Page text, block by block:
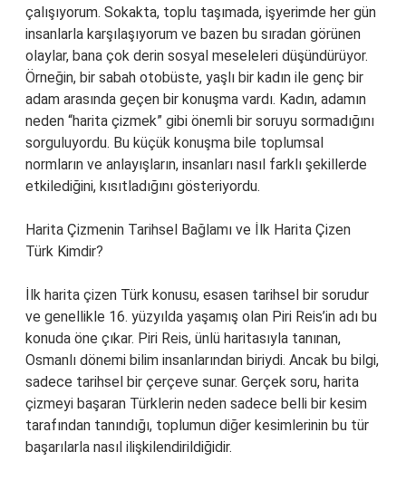
çalışıyorum. Sokakta, toplu taşımada, işyerimde her gün
insanlarla karşılaşıyorum ve bazen bu sıradan görünen
olaylar, bana çok derin sosyal meseleleri düşündürüyor.
Örneğin, bir sabah otobüste, yaşlı bir kadın ile genç bir
adam arasında geçen bir konuşma vardı. Kadın, adamın
neden “harita çizmek” gibi önemli bir soruyu sormadığını
sorguluyordu. Bu küçük konuşma bile toplumsal
normların ve anlayışların, insanları nasıl farklı şekillerde
etkilediğini, kısıtladığını gösteriyordu.
Harita Çizmenin Tarihsel Bağlamı ve İlk Harita Çizen
Türk Kimdir?
İlk harita çizen Türk konusu, esasen tarihsel bir sorudur
ve genellikle 16. yüzyılda yaşamış olan Piri Reis’in adı bu
konuda öne çıkar. Piri Reis, ünlü haritasıyla tanınan,
Osmanlı dönemi bilim insanlarından biriydi. Ancak bu bilgi,
sadece tarihsel bir çerçeve sunar. Gerçek soru, harita
çizmeyi başaran Türklerin neden sadece belli bir kesim
tarafından tanındığı, toplumun diğer kesimlerinin bu tür
başarılarla nasıl ilişkilendirildiğidir.